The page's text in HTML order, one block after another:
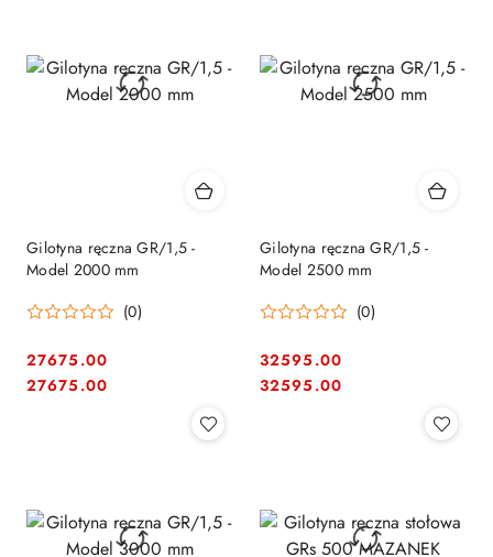
Gilotyna ręczna GR/1,5 -
Model 2000 mm
(0)
Cena:
27675.00
Cena:
27675.00
Gilotyna ręczna GR/1,5 -
Model 2500 mm
(0)
Cena:
32595.00
Cena:
32595.00